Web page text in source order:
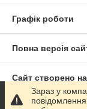
Графік роботи
Повна версія
Сайт створено
Зараз у